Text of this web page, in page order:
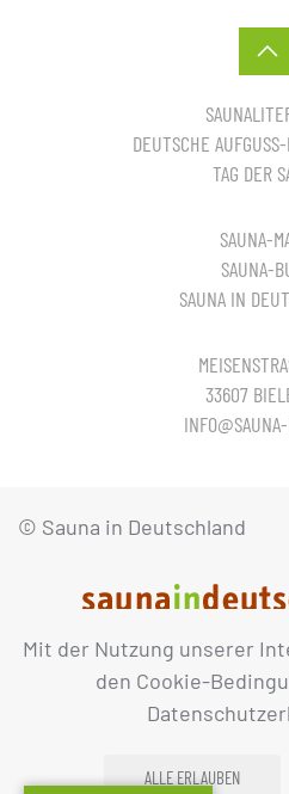
Mit der Nutzung unserer
den Cookie-
ALLE ERLAUBEN
DEUTSCHE
TAG DER
SAUNA-
SAUNA-
SAUNA IN
33607
© Sauna in Deutschland